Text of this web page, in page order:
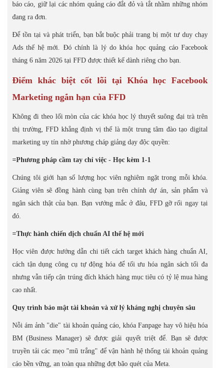
báo cáo, giữ lại các nhóm quảng cáo đắt đỏ và tắt nhầm những nhóm
đang ra đơn.
Để tồn tại và phát triển, bạn bắt buộc phải trang bị một tư duy chạy
Ads thế hệ mới. Đó chính là lý do khóa học quảng cáo Facebook
tháng 6 năm 2026 tại FFD được thiết kế dành riêng cho bạn.
Điểm khác biệt cốt lõi tại Khóa học Facebook
Marketing ngắn hạn của FFD
Không đi theo lối mòn của các khóa học lý thuyết suông đại trà trên
thị trường, FFD khẳng định vị thế là một trung tâm đào tạo digital
marketing uy tín nhờ phương cháp giảng dạy độc quyền:
=Phương pháp cầm tay chỉ việc - Học kèm 1-1
Chúng tôi giới hạn số lượng học viên nghiêm ngặt trong mỗi khóa.
Giảng viên sẽ đồng hành cùng bạn trên chính dự án, sản phẩm và
ngân sách thật của bạn. Bạn vướng mắc ở đâu, FFD gỡ rối ngay tại
đó.
=Thực hành chiến dịch chuẩn AI thế hệ mới
Học viên được hướng dẫn chi tiết cách target khách hàng chuẩn AI,
cách tận dụng công cụ tự động hóa để tối ưu hóa ngân sách tối đa
nhưng vẫn tiếp cận trúng đích khách hàng mục tiêu có tỷ lệ mua hàng
cao nhất.
Quy trình bảo mật tài khoản và xử lý kháng nghị chuyên sâu
Nỗi ám ảnh "die" tài khoản quảng cáo, khóa Fanpage hay vô hiệu hóa
BM (Business Manager) sẽ được giải quyết triệt để. Bạn sẽ được
truyền tải các mẹo "mũ trắng" để vận hành hệ thống tài khoản quảng
cáo bền vững, an toàn qua những đợt bão quét của Meta.